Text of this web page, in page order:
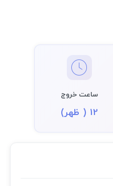
ساعت خروج
12 ( ظهر)